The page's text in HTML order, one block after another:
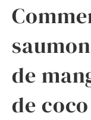
de
de coco